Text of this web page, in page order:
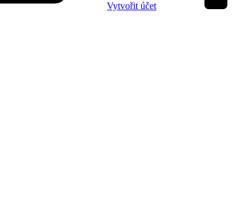
Vytvořit účet